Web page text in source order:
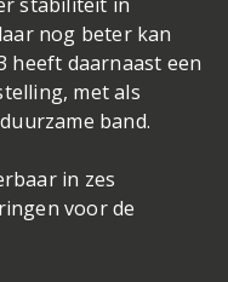
nog beter kan
heeft daarnaast een
met als
band.
in zes
voor de